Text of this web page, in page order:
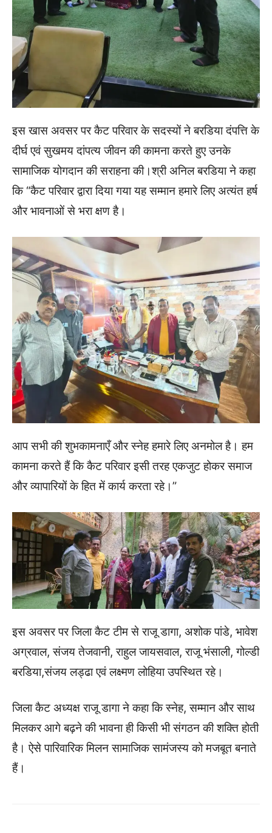
इस खास अवसर पर कैट परिवार के सदस्यों ने बरडिया दंपत्ति के
दीर्घ एवं सुखमय दांपत्य जीवन की कामना करते हुए उनके
सामाजिक योगदान की सराहना की।श्री अनिल बरडिया ने कहा
कि “कैट परिवार द्वारा दिया गया यह सम्मान हमारे लिए अत्यंत हर्ष
और भावनाओं से भरा क्षण है।
आप सभी की शुभकामनाएँ और स्नेह हमारे लिए अनमोल है। हम
कामना करते हैं कि कैट परिवार इसी तरह एकजुट होकर समाज
और व्यापारियों के हित में कार्य करता रहे।”
इस अवसर पर जिला कैट टीम से राजू डागा, अशोक पांडे, भावेश
अग्रवाल, संजय तेजवानी, राहुल जायसवाल, राजू भंसाली, गोल्डी
बरडिया,संजय लड्ढा एवं लक्ष्मण लोहिया उपस्थित रहे।
जिला कैट अध्यक्ष राजू डागा ने कहा कि स्नेह, सम्मान और साथ
मिलकर आगे बढ़ने की भावना ही किसी भी संगठन की शक्ति होती
है। ऐसे पारिवारिक मिलन सामाजिक सामंजस्य को मजबूत बनाते
हैं।